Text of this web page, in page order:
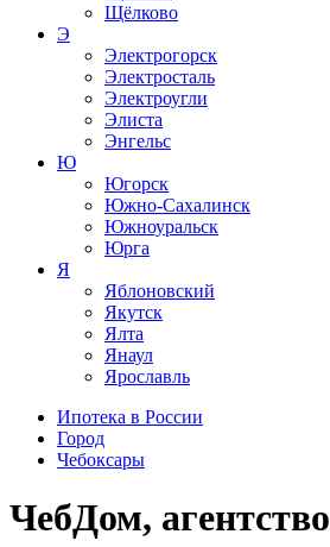
Щёлково
Э
Электрогорск
Электросталь
Электроугли
Элиста
Энгельс
Ю
Югорск
Южно-Сахалинск
Южноуральск
Юрга
Я
Яблоновский
Якутск
Ялта
Янаул
Ярославль
Ипотека в России
Город
Чебоксары
ЧебДом, агентство